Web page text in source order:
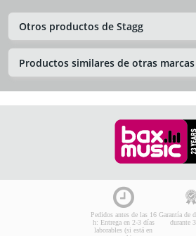
Otros productos de Stagg
Productos similares de otras marcas
Pedidos antes de las 16
h: Entrega en 2-3 días
laborables (si está en
Garantía de
durante